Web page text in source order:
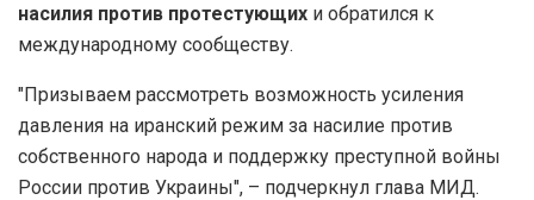
насилия против протестующих и обратился к
международному сообществу.
"Призываем рассмотреть возможность усиления
давления на иранский режим за насилие против
собственного народа и поддержку преступной войны
России против Украины", – подчеркнул глава МИД.